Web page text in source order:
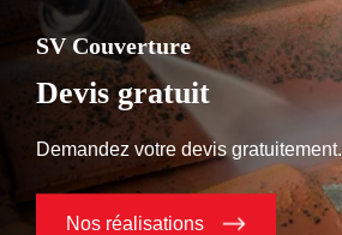
SV Couverture
Devis gratuit
Demandez votre devis gratuitement.
Nos réalisations